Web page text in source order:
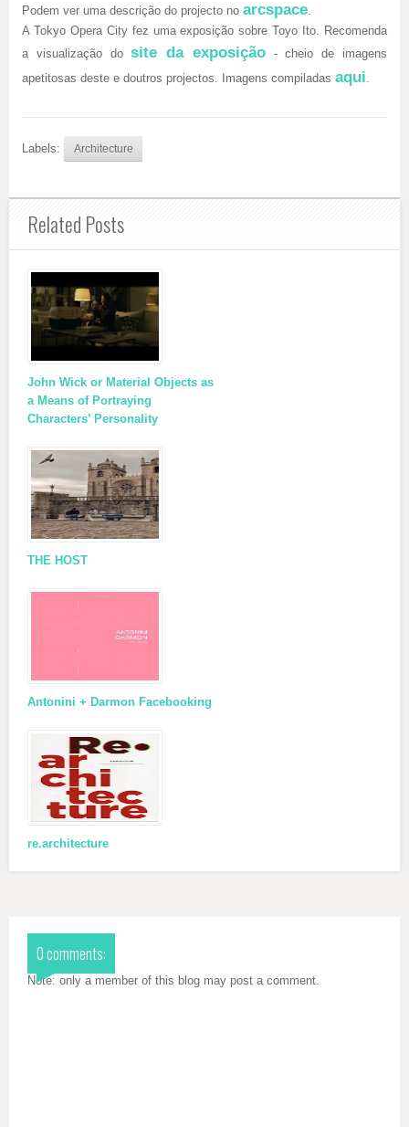
Podem ver uma descrição do projecto no arcspace.
A Tokyo Opera City fez uma exposição sobre Toyo Ito. Recomenda
a visualização dosite da exposição- cheio de imagens
apetitosas deste e doutros projectos. Imagens compiladas aqui.
Labels: Architecture
Related Posts
John Wick or Material Objects as
a Means of Portraying
Characters’ Personality
THE HOST
Antonini + Darmon Facebooking
re.architecture
0 comments:
Note: only a member of this blog may post a comment.